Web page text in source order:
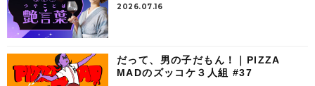
2026.07.16
だって、男の子だもん！｜PIZZA
MADのズッコケ３人組 #37